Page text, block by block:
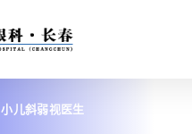
小儿斜弱视医生